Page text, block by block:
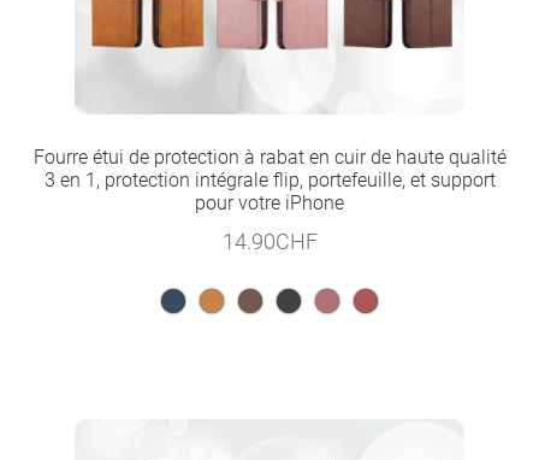
Fourre étui de protection à rabat en cuir de haute qualité
3 en 1, protection intégrale flip, portefeuille, et support
pour votre iPhone
14.90CHF